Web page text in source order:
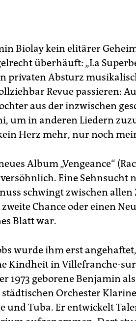
Biolay kein elitärer
überhäuft: „La
privaten Absturz
Revue passieren:
aus der inzwischen
um in anderen Liedern
Herz mehr, nur noch
Album „Vengeance“
Eine Sehnsucht
schwingt zwischen allen
Chance oder einen
Blatt war.
wurde ihm erst
Kindheit in Villefranche-
1973 geborene Benjamin
Orchester
und Tuba. Er entwickelt